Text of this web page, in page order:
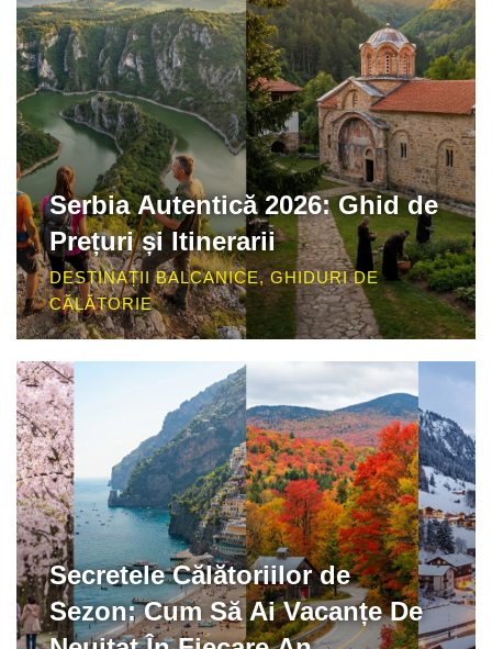
Serbia Autentică 2026: Ghid de
Prețuri și Itinerarii
DESTINAȚII BALCANICE,GHIDURI DE
CĂLĂTORIE
Secretele Călătoriilor de
Sezon: Cum Să Ai Vacanțe De